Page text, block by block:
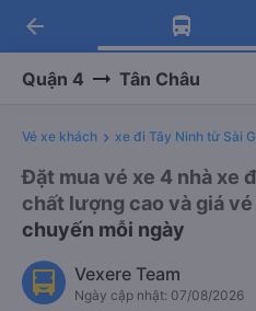
Tải app
Nhận ưu đãi
Tải app Vexere
-30k/ghế khi đặt
arrow_back
Quận 4 Tân Châu
Vé xe khách xe đi Tây Ninh từ Sài
Đặt mua vé xe 4 nhà xe
chất lượng cao và giá
chuyến mỗi ngày
Vexere Team
Ngày cập nhật: 07/08/2026